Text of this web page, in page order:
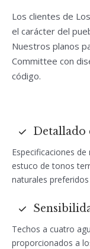
Los clientes de
el carácter del
Nuestros planos
Committee con
código.
Detallado
Especificaciones
estuco de tonos
naturales
Techos a cuatro
proporcionados a